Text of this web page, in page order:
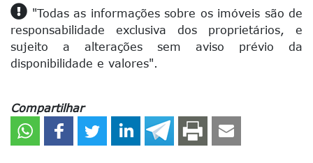
"Todas as informações sobre os imóveis são de
responsabilidade exclusiva dos proprietários, e
sujeito a alterações sem aviso prévio da
disponibilidade e valores".
Compartilhar